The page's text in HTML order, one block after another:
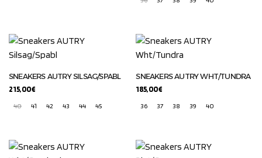
SNEAKERS AUTRY SILSAG/SPABL
215,00€
40
41 42 43 44 45
SNEAKERS AUTRY WHT/TUNDRA
185,00€
36
37 38 39 40